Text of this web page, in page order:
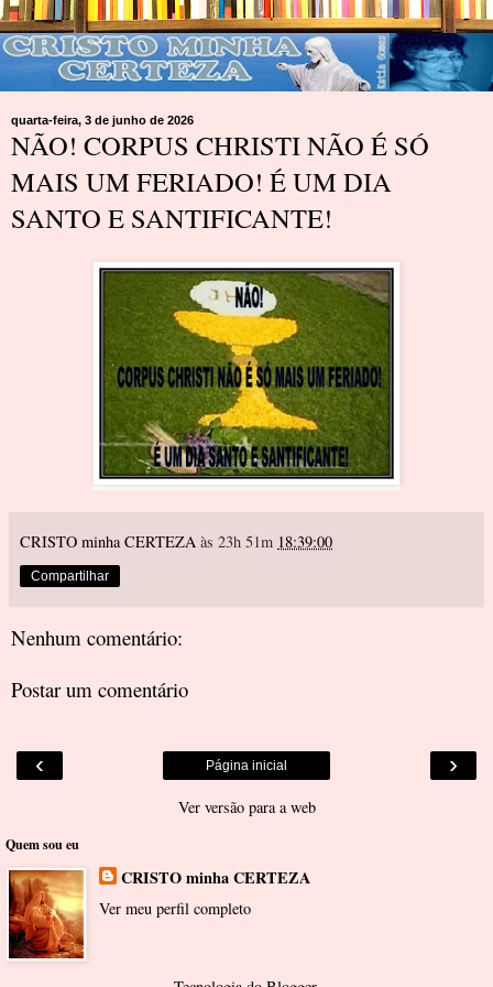
quarta-feira, 3 de junho de 2026
NÃO! CORPUS CHRISTI NÃO É SÓ
MAIS UM FERIADO! É UM DIA
SANTO E SANTIFICANTE!
CRISTO minha CERTEZA às 23h 51m 18:39:00
Compartilhar
Nenhum comentário:
Postar um comentário
‹ ›
Página inicial
Ver versão para a web
Quem sou eu
CRISTO minha CERTEZA
Ver meu perfil completo